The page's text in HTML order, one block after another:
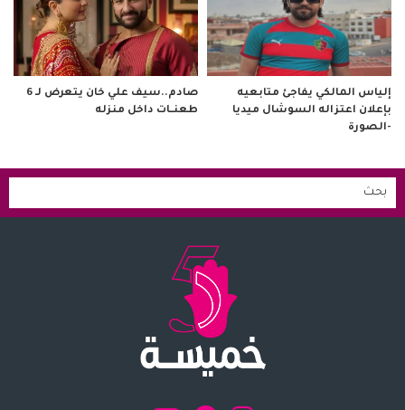
إلياس المالكي يفاجئ متابعيه
بإعلان اعتزاله السوشال ميديا
-الصورة
صادم..سيف علي خان يتعرض لـ 6
طعنــات داخل منزله